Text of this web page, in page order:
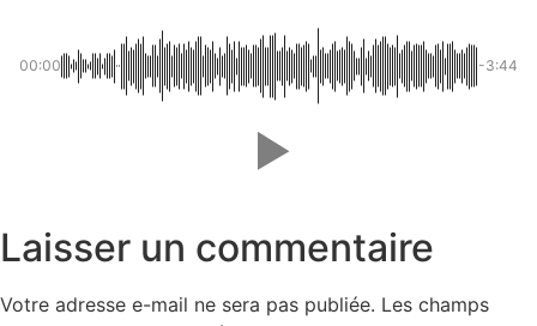
00:00 -3:44
Laisser un commentaire
Votre adresse e-mail ne sera pas publiée. Les champs